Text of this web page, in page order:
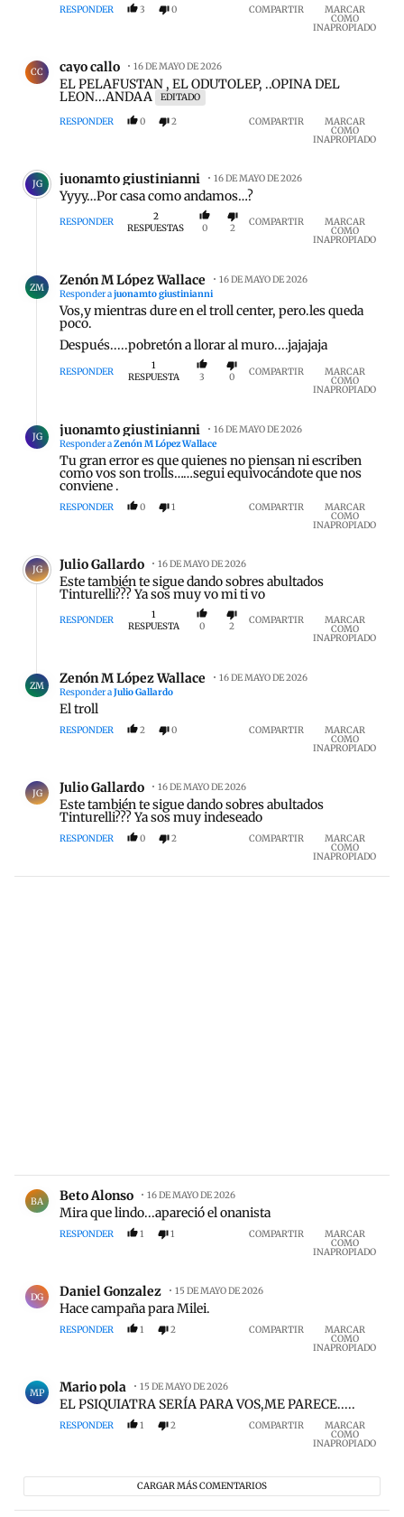
RESPONDER 3 0 COMPARTIR MARCAR
COMO
INAPROPIADO
CC cayo callo 16 DE MAYO DE 2026
EL PELAFUSTAN , EL ODUTOLEP, ..OPINA DEL
LEON...ANDAA EDITADO
RESPONDER 0 2 COMPARTIR MARCAR
COMO
INAPROPIADO
JG juonamto giustinianni 16 DE MAYO DE 2026
Yyyy…Por casa como andamos…?
RESPONDER
2
RESPUESTAS
0 2 COMPARTIR MARCAR
COMO
INAPROPIADO
ZM Zenón M López Wallace
16 DE MAYO DE 2026
Responder ajuonamto giustinianni
Vos,y mientras dure en el troll center, pero.les queda
poco.
Después.....pobretón a llorar al muro....jajajaja
RESPONDER
1
RESPUESTA
3 0 COMPARTIR MARCAR
COMO
INAPROPIADO
JG juonamto giustinianni
16 DE MAYO DE 2026
Responder aZenón M López Wallace
Tu gran error es que quienes no piensan ni escriben
como vos son trolls……segui equivocándote que nos
conviene .
RESPONDER 0 1 COMPARTIR MARCAR
COMO
INAPROPIADO
JG Julio Gallardo 16 DE MAYO DE 2026
Este también te sigue dando sobres abultados
Tinturelli??? Ya sos muy vo mi ti vo
RESPONDER
1
RESPUESTA
0 2 COMPARTIR MARCAR
COMO
INAPROPIADO
ZM Zenón M López Wallace
16 DE MAYO DE 2026
Responder aJulio Gallardo
El troll
RESPONDER 2 0 COMPARTIR MARCAR
COMO
INAPROPIADO
JG Julio Gallardo 16 DE MAYO DE 2026
Este también te sigue dando sobres abultados
Tinturelli??? Ya sos muy indeseado
RESPONDER 0 2 COMPARTIR MARCAR
COMO
INAPROPIADO
BA Beto Alonso 16 DE MAYO DE 2026
Mira que lindo...apareció el onanista
RESPONDER 1 1 COMPARTIR MARCAR
COMO
INAPROPIADO
DG Daniel Gonzalez 15 DE MAYO DE 2026
Hace campaña para Milei.
RESPONDER 1 2 COMPARTIR MARCAR
COMO
INAPROPIADO
MP Mario pola 15 DE MAYO DE 2026
EL PSIQUIATRA SERÍA PARA VOS,ME PARECE.....
RESPONDER 1 2 COMPARTIR MARCAR
COMO
INAPROPIADO
CARGAR MÁS COMENTARIOS